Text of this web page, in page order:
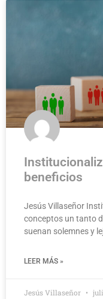
beneficios
Jesús Villaseñor
conceptos un tanto
suenan solemnes y
LEER MÁS »
Jesús Villaseñor